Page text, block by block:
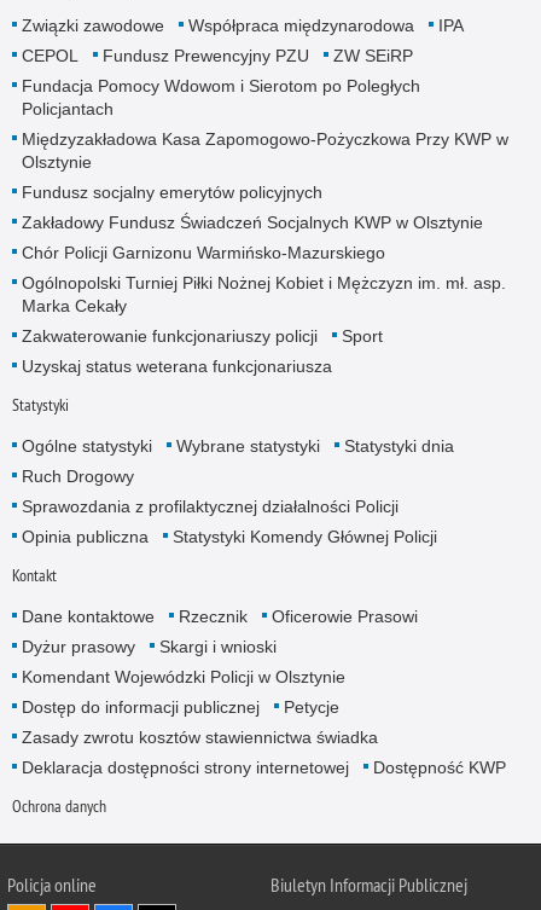
Związki zawodowe Współpraca międzynarodowa
IPA
CEPOL
Fundusz Prewencyjny PZU
ZW SEiRP
Fundacja Pomocy Wdowom i Sierotom po Poległych
Policjantach
Międzyzakładowa Kasa Zapomogowo-Pożyczkowa Przy KWP w
Olsztynie
Fundusz socjalny emerytów policyjnych
Zakładowy Fundusz Świadczeń Socjalnych KWP w Olsztynie
Chór Policji Garnizonu Warmińsko-Mazurskiego
Ogólnopolski Turniej Piłki Nożnej Kobiet i Mężczyzn im. mł. asp.
Marka Cekały
Zakwaterowanie funkcjonariuszy policji
Sport
Uzyskaj status weterana funkcjonariusza
Statystyki
Ogólne statystyki Wybrane statystyki
Statystyki dnia
Ruch Drogowy
Sprawozdania z profilaktycznej działalności Policji
Opinia publiczna
Statystyki Komendy Głównej Policji
Kontakt
Dane kontaktowe Rzecznik
Oficerowie Prasowi
Dyżur prasowy
Skargi i wnioski
Komendant Wojewódzki Policji w Olsztynie
Dostęp do informacji publicznej
Petycje
Zasady zwrotu kosztów stawiennictwa świadka
Deklaracja dostępności strony internetowej
Dostępność KWP
Ochrona danych
Policja online Biuletyn Informacji Publicznej